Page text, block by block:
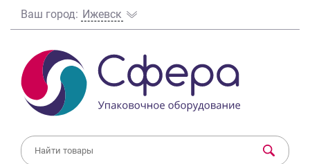
Ваш город: Ижевск